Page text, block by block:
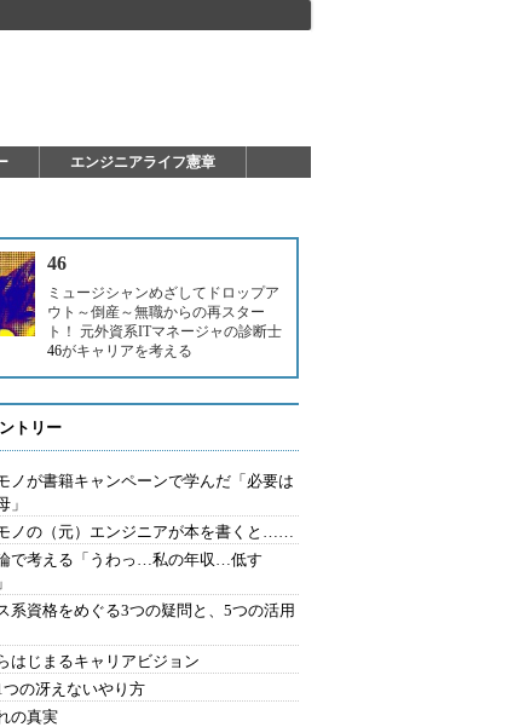
エンジニアライフ憲章
46
ミュージシャンめざしてドロップア
ウト～倒産～無職からの再スター
ト！ 元外資系ITマネージャの診断士
46がキャリアを考える
トリー
ノが書籍キャンペーンで学んだ「必要は
ノの（元）エンジニアが本を書くと……
で考える「うわっ…私の年収…低す
系資格をめぐる3つの疑問と、5つの活用
はじまるキャリアビジョン
つの冴えないやり方
の真実